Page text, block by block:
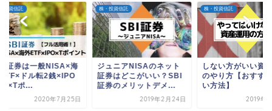
資信託
券は一般NISA×海
ドル転2銭×IPO
×Tポ...
2020年7月25日
株・投資信託
ジュニアNISAのネット
証券はどこがいい？SBI
証券のメリットデメ...
2019年2月24日
株・投資信託
しない方がいい資産
のやり方【おすすめ
い方法】
2019年3